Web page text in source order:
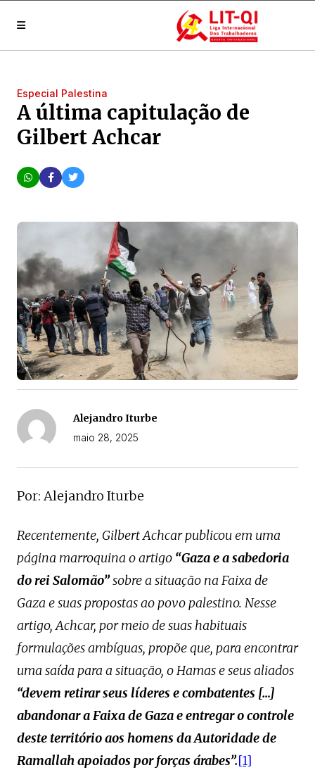
Especial Palestina
A última capitulação de
Gilbert Achcar
Alejandro Iturbe
maio 28, 2025
Por: Alejandro Iturbe
Recentemente, Gilbert Achcar publicou em uma
página marroquina o artigo “Gaza e a sabedoria
do rei Salomão”sobre a situação na Faixa de
Gaza e suas propostas ao povo palestino. Nesse
artigo, Achcar, por meio de suas habituais
formulações ambíguas, propõe que, para encontrar
uma saída para a situação, o Hamas e seus aliados
“devem retirar seus líderes e combatentes […]
abandonar a Faixa de Gaza e entregar o controle
deste território aos homens da Autoridade de
Ramallah apoiados por forças árabes”.[1]